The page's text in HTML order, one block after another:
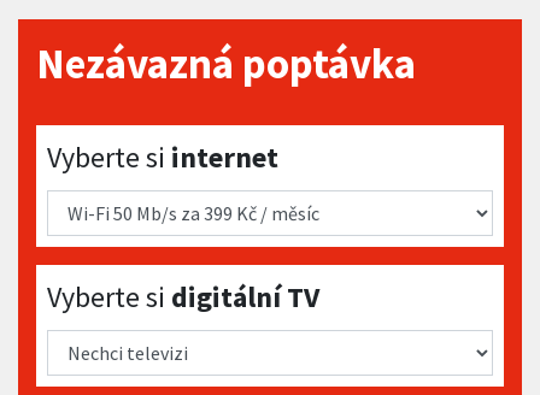
Nezávazná poptávka
Vyberte si internet
Vyberte si internet
Vyberte si digitální TV
Vyberte si digitální TV